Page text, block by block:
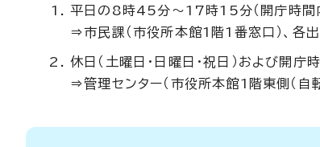
平日の8時45分～17時15分（開庁時間
⇒市民課（市役所本館1階1番窓口）、各
休日（土曜日・日曜日・祝日）および開庁
⇒管理センター（市役所本館1階東側（自